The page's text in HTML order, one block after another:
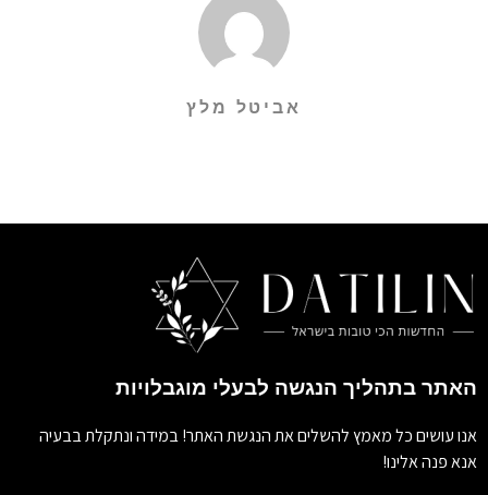
אביטל מלץ
האתר בתהליך הנגשה לבעלי מוגבלויות
אנו עושים כל מאמץ להשלים את הנגשת האתר! במידה ונתקלת בבעיה
אנא פנה אלינו!